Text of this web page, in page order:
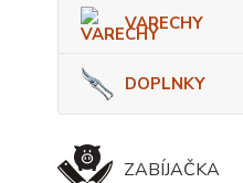
VARECHY
DOPLNKY
ZABÍJAČKA